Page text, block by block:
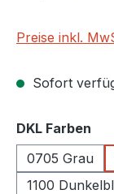
Preise inkl.
Sofort
DKL Farben
0705 Grau
1100